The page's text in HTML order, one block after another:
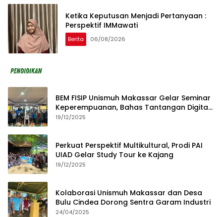
Ketika Keputusan Menjadi Pertanyaan :
Perspektif IMMawati
Berita 06/08/2026
BEM FISIP Unismuh Makassar Gelar Seminar
Keperempuanan, Bahas Tantangan Digital
dan Budaya Lokal
19/12/2025
Perkuat Perspektif Multikultural, Prodi PAI
UIAD Gelar Study Tour ke Kajang
19/12/2025
Kolaborasi Unismuh Makassar dan Desa
Bulu Cindea Dorong Sentra Garam Industri
24/04/2025